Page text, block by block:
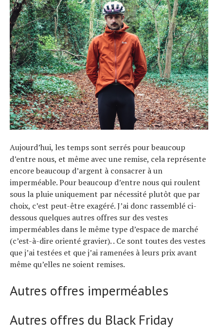
Aujourd’hui, les temps sont serrés pour beaucoup
d’entre nous, et même avec une remise, cela représente
encore beaucoup d’argent à consacrer à un
imperméable. Pour beaucoup d’entre nous qui roulent
sous la pluie uniquement par nécessité plutôt que par
choix, c’est peut-être exagéré. J’ai donc rassemblé ci-
dessous quelques autres offres sur des vestes
imperméables dans le même type d’espace de marché
(c’est-à-dire orienté gravier). . Ce sont toutes des vestes
que j’ai testées et que j’ai ramenées à leurs prix avant
même qu’elles ne soient remises.
Autres offres imperméables
Autres offres du Black Friday